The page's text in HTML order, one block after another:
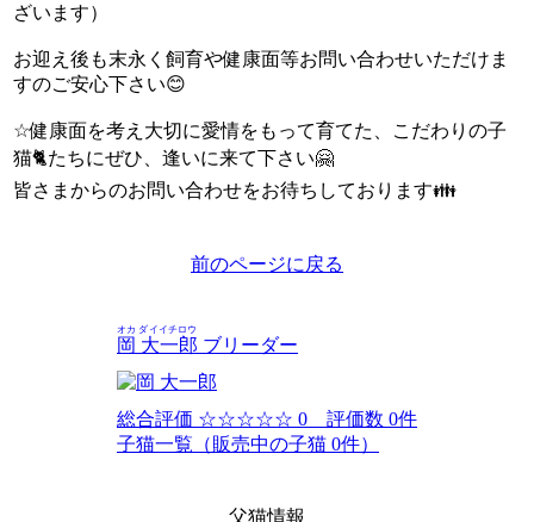
ざいます）
お迎え後も末永く飼育や健康面等お問い合わせいただけま
すのご安心下さい😊
☆健康面を考え大切に愛情をもって育てた、こだわりの子
猫🐈たちにぜひ、逢いに来て下さい🤗
皆さまからのお問い合わせをお待ちしております👪
前のページに戻る
岡 大一郎
オカ ダイイチロウ
ブリーダー
総合評価 ☆☆☆☆☆ 0 評価数 0件
子猫一覧（販売中の子猫 0件）
父猫情報